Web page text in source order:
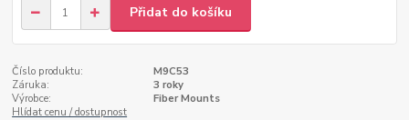
Přidat do košíku
Číslo produktu:
M9C53
Záruka:
3 roky
Výrobce:
Fiber Mounts
Hlídat cenu / dostupnost